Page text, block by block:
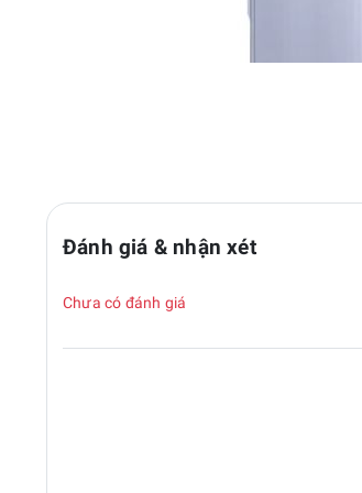
Điểm đáng chú ý là A07 sử dụng chip
game nhẹ. Máy đi kèm viên pin 5,000mAh
Đánh giá & nhận xét
Chưa có đánh giá